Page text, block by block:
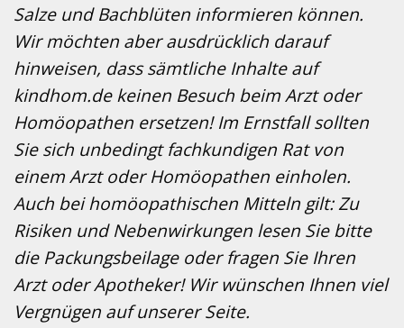
Salze und Bachblüten informieren können.
Wir möchten aber ausdrücklich darauf
hinweisen, dass sämtliche Inhalte auf
kindhom.de keinen Besuch beim Arzt oder
Homöopathen ersetzen! Im Ernstfall sollten
Sie sich unbedingt fachkundigen Rat von
einem Arzt oder Homöopathen einholen.
Auch bei homöopathischen Mitteln gilt: Zu
Risiken und Nebenwirkungen lesen Sie bitte
die Packungsbeilage oder fragen Sie Ihren
Arzt oder Apotheker! Wir wünschen Ihnen viel
Vergnügen auf unserer Seite.